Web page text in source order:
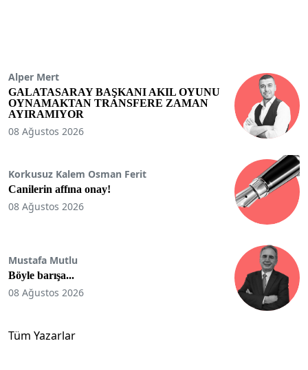
Alper Mert
GALATASARAY BAŞKANI AKIL OYUNU
OYNAMAKTAN TRANSFERE ZAMAN
AYIRAMIYOR
08 Ağustos 2026
Korkusuz Kalem Osman Ferit
Canilerin affına onay!
08 Ağustos 2026
Mustafa Mutlu
Böyle barışa...
08 Ağustos 2026
Tüm Yazarlar